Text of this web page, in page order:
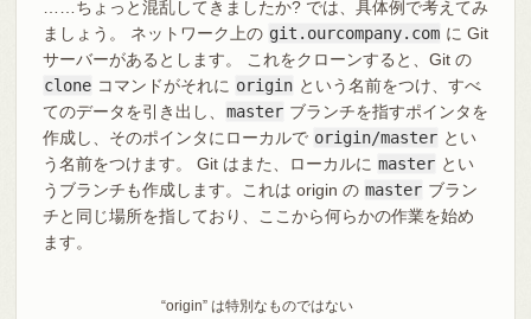
……ちょっと混乱してきましたか? では、具体例で考えてみ
ましょう。 ネットワーク上の git.ourcompany.com に Git
サーバーがあるとします。 これをクローンすると、Git の
clone コマンドがそれに origin という名前をつけ、すべ
てのデータを引き出し、 master ブランチを指すポインタを
作成し、そのポインタにローカルで origin/master とい
う名前をつけます。 Git はまた、ローカルに master とい
うブランチも作成します。これは origin の master ブラン
チと同じ場所を指しており、ここから何らかの作業を始め
ます。
“origin” は特別なものではない